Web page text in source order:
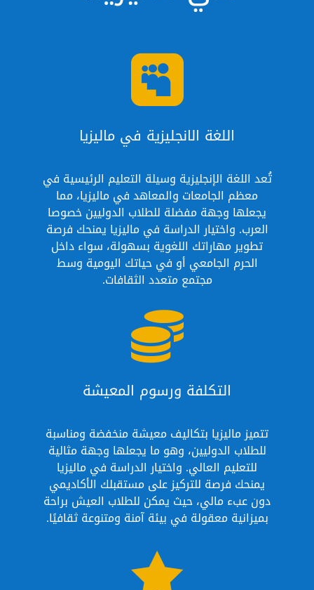

اللغة الانجليزية في ماليزيا
تُعد اللغة الإنجليزية وسيلة التعليم الرئيسية في
معظم الجامعات والمعاهد في ماليزيا، مما
يجعلها وجهة مفضلة للطلاب الدوليين خصوصا
العرب. واختيار الدراسة في ماليزيا يمنحك فرصة
تطوير مهاراتك اللغوية بسهولة، سواء داخل
الحرم الجامعي أو في حياتك اليومية وسط
مجتمع متعدد الثقافات.

التكلفة ورسوم المعيشة
تتميز ماليزيا بتكاليف معيشة منخفضة ومناسبة
للطلاب الدوليين، وهو ما يجعلها وجهة مثالية
للتعليم العالي. واختيار الدراسة في ماليزيا
يمنحك فرصة للتركيز على مستقبلك الأكاديمي
دون عبء مالي، حيث يمكن للطلاب العيش براحة
بميزانية معقولة في بيئة آمنة ومتنوعة ثقافيًا.
